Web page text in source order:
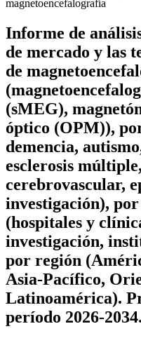
magnetoencefalografía
Informe de
de mercado y las
de
(sMEG),
óptico (OPM)),
demencia,
esclerosis
cerebrovascular,
investigación),
(hospitales y
investigación,
por región
Asia-Pacífico,
Latinoamérica).
período 2026-2034.